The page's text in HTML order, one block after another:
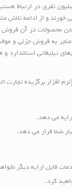
نفری در ارتباط
و از ادامه تلاش
در آن فروش
منجر به فروش جزئی و
تبلیغاتی استاندارد
افزار برگزیده تجارت
می دهد.
شما قرار می دهد.
قابل ارایه دیگر
کرد.